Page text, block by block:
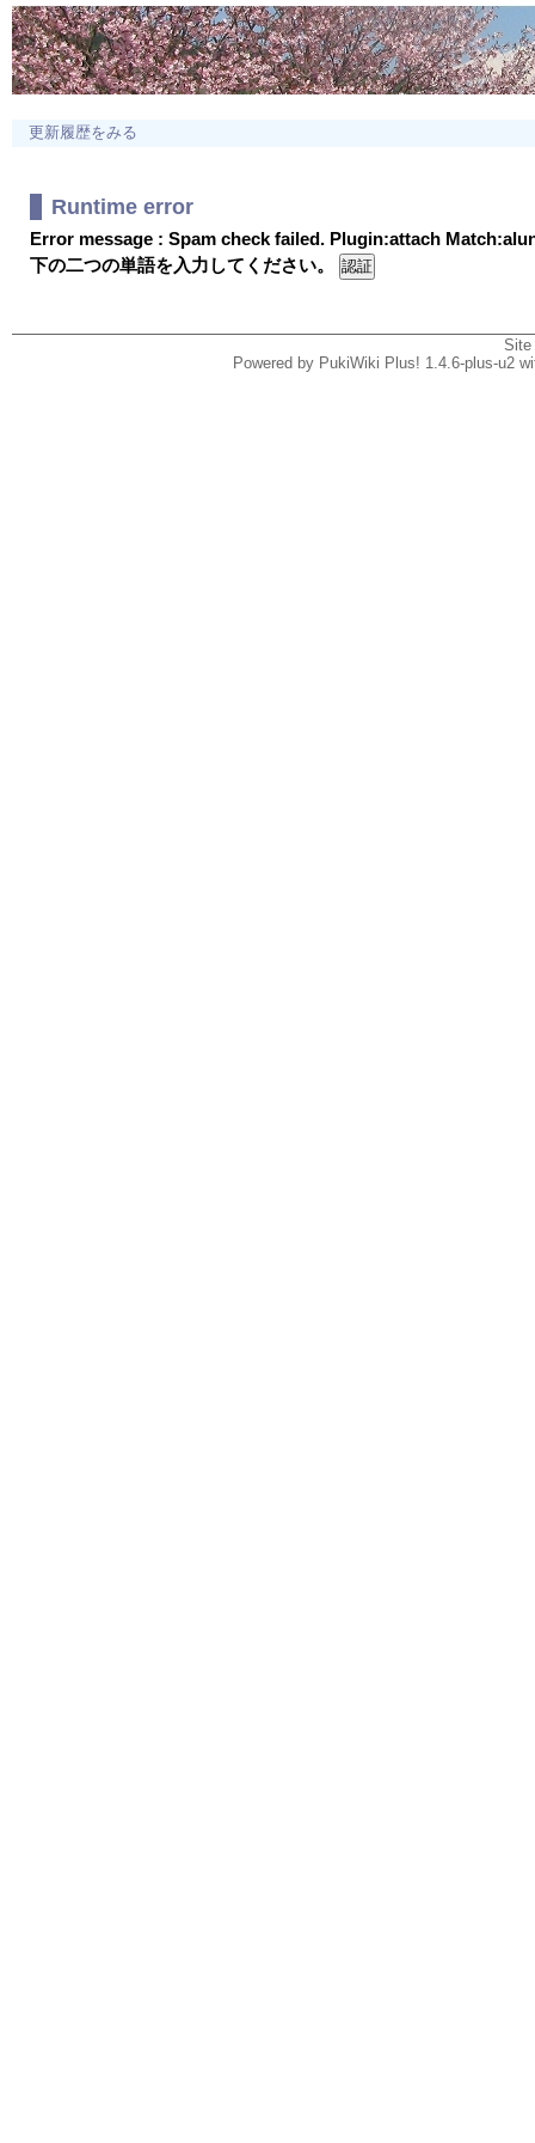
更新履歴をみる
Runtime error
Error message : Spam check failed. Plugin:attach
下の二つの単語を入力してください。
Powered by PukiWiki Plus! 1.4.6-plus-u2